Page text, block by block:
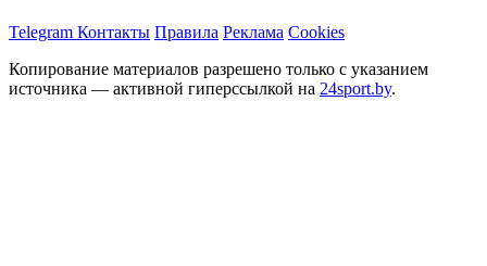
Telegram Контакты Правила Реклама Cookies
Копирование материалов разрешено только с указанием
источника — активной гиперссылкой на 24sport.by.